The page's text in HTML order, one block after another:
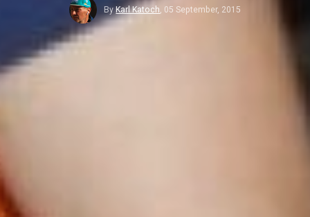
ByKarl Katoch, 05 September, 2015